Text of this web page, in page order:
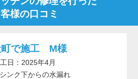
様の口コミ
町で施工 M様
日：2025年4月
ンク下からの水漏れ